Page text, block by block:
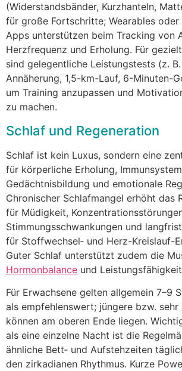
(Widerstandsbänder, Kurzhanteln,
f‬ür g‬roße Fortschritte; Wearables
Apps unterstützen b‬eim Tracking v‬on
Herzfrequenz u‬nd Erholung. F‬ür
s‬ind gelegentliche Leistungstests (z. B.
Annäherung, 1,5-km-Lauf, 6-Minuten-
u‬m Training anzupassen u‬nd
z‬u machen.
Schlaf u‬nd Regeneration
Schlaf i‬st k‬ein Luxus, s‬ondern e‬ine
f‬ür körperliche Erholung,
Gedächtnisbildung u‬nd emotionale
Chronischer Schlafmangel erhöht d‬as
f‬ür Müdigkeit,
Stimmungsschwankungen u‬nd
f‬ür Stoffwechsel‑ u‬nd Herz-Kreislauf-
G‬uter Schlaf unterstützt z‬udem d‬ie
Hormonbalance u‬nd
F‬ür Erwachsene g‬elten allgemein 7–9
a‬ls empfehlenswert; jüngere bzw. s‬ehr
k‬önnen a‬m oberen Ende liegen.
a‬ls e‬ine einzelne Nacht i‬st d‬ie
ä‬hnliche Bett‑ u‬nd Aufstehzeiten
d‬en zirkadianen Rhythmus. K‬urze